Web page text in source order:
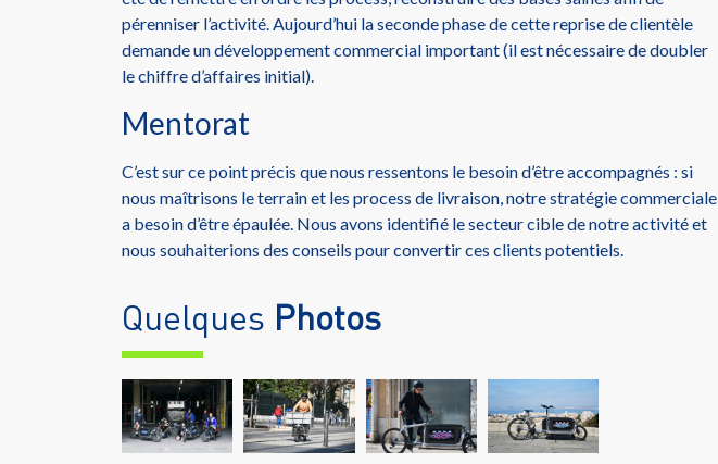
pérenniser l’activité. Aujourd’hui la seconde phase de cette reprise de clientèle
demande un développement commercial important (il est nécessaire de doubler
le chiffre d’affaires initial).
Mentorat
C’est sur ce point précis que nous ressentons le besoin d’être accompagnés : si
nous maîtrisons le terrain et les process de livraison, notre stratégie commerciale
a besoin d’être épaulée. Nous avons identifié le secteur cible de notre activité et
nous souhaiterions des conseils pour convertir ces clients potentiels.
Quelques Photos